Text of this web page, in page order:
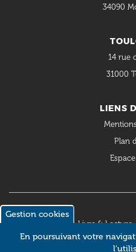
34090
14 rue
31000
LIENS
Plan
© 2018 Occitanie Livre &
Gestion cookies
En poursuivant votre